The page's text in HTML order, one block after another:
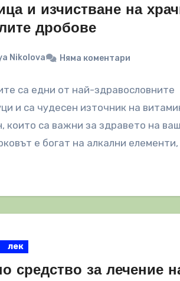
и изчистване на
дробове
Nikolova Няма коментари
са едни от най-здравословните
и са чудесен източник на
които са важни за здравето на
е богат на алкални елементи,
лек
средство за лечение